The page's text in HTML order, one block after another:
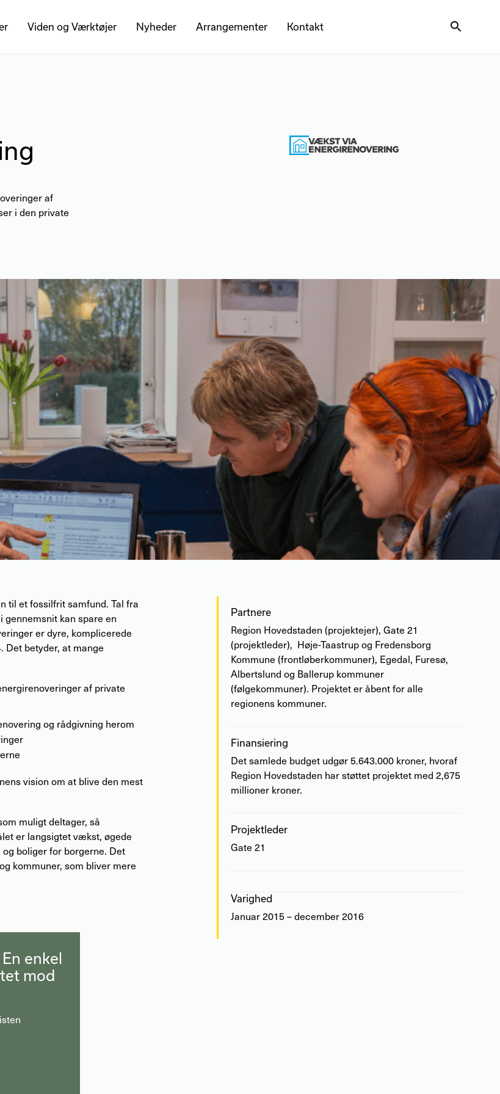
Viden og Værktøjer Nyheder Arrangementer Kontakt
af
i den private
til et fossilfrit samfund. Tal fra
gennemsnit kan spare en
er dyre, komplicerede
Det betyder, at mange
af private
og rådgivning herom
vision om at blive den mest
muligt deltager, så
er langsigtet vækst, øgede
boliger for borgerne. Det
kommuner, som bliver mere
enkel
mod
Partnere
Region Hovedstaden (projektejer), Gate 21
(projektleder), Høje-Taastrup og Fredensborg
Kommune (frontløberkommuner), Egedal, Furesø,
Albertslund og Ballerup kommuner
(følgekommuner). Projektet er åbent for alle
regionens kommuner.
Finansiering
Det samlede budget udgør 5.643.000 kroner, hvoraf
Region Hovedstaden har støttet projektet med 2,675
millioner kroner.
Projektleder
Gate 21
Varighed
Januar 2015 – december 2016